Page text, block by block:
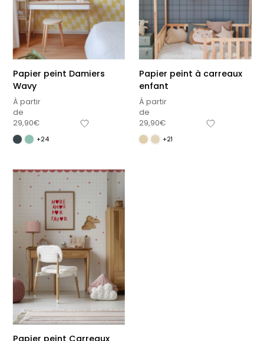
Papier peint Damiers
Wavy
À partir
de
29,90€
+24
Papier peint à carreaux
enfant
À partir
de
29,90€
+21
Papier peint Carreaux